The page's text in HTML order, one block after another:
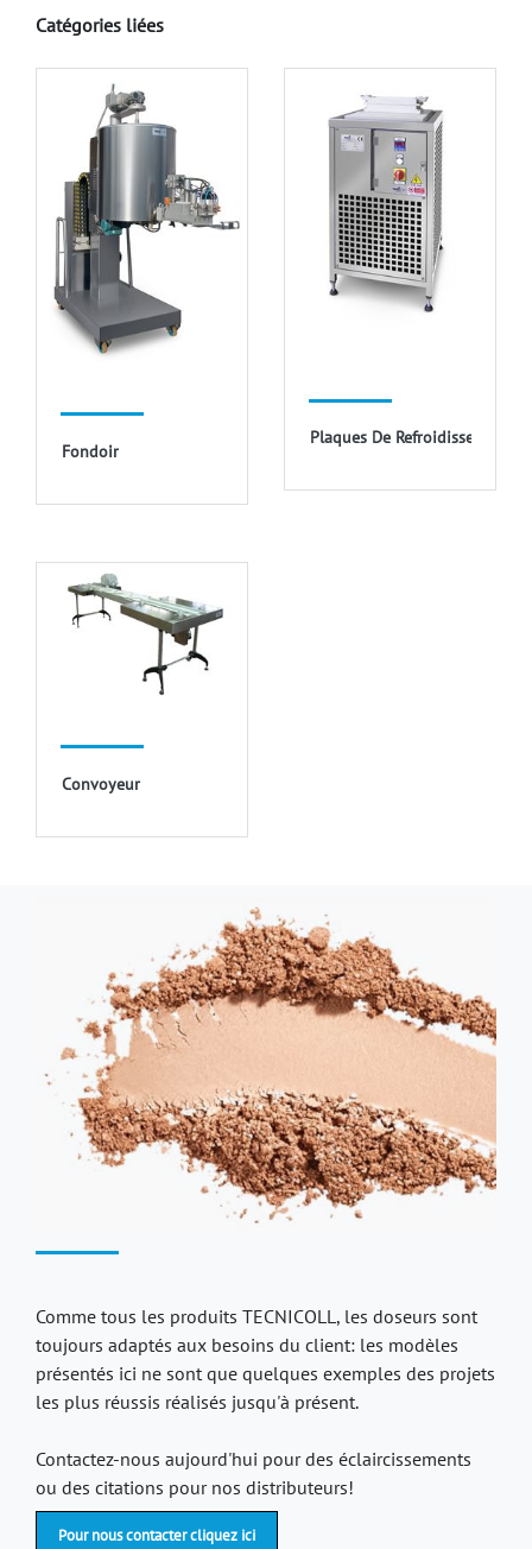
Catégories liées
Fondoir
Plaques De Refroidissement
Convoyeur
Comme tous les produits TECNICOLL, les doseurs sont
toujours adaptés aux besoins du client: les modèles
présentés ici ne sont que quelques exemples des projets
les plus réussis réalisés jusqu'à présent.
Contactez-nous aujourd'hui pour des éclaircissements
ou des citations pour nos distributeurs!
Pour nous contacter cliquez ici